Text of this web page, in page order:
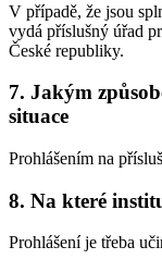
V případě, že jsou
vydá příslušný úřad
České republiky.
7. Jakým
situace
Prohlášením na
8. Na které
Prohlášení je třeba